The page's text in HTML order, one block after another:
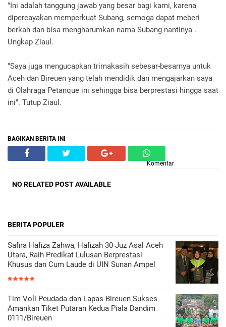
"Ini adalah tanggung jawab yang besar bagi kami, karena
dipercayakan memperkuat Subang, semoga dapat meberi
berkah dan bisa mengharumkan nama Subang nantinya".
Ungkap Ziaul.
"Saya juga mengucapkan trimakasih sebesar-besarnya untuk
Aceh dan Bireuen yang telah mendidik dan mengajarkan saya
di Olahraga Petanque ini sehingga bisa berprestasi hingga saat
ini". Tutup Ziaul.
BAGIKAN BERITA INI
Komentar
NO RELATED POST AVAILABLE
BERITA POPULER
Safira Hafiza Zahwa, Hafizah 30 Juz Asal Aceh
Utara, Raih Predikat Lulusan Berprestasi
Khusus dan Cum Laude di UIN Sunan Ampel
Tim Voli Peudada dan Lapas Bireuen Sukses
Amankan Tiket Putaran Kedua Piala Dandim
0111/Bireuen